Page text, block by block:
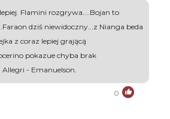
Flamini rozgrywa....Bojan to
dziś niewidoczny...z Nianga beda
z coraz lepiej grającą
pokazue chyba brak
- Emanuelson.
0